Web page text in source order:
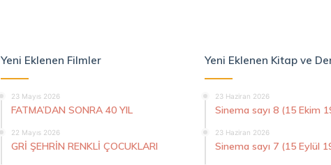
Yeni Eklenen Filmler
23 Mayıs 2026
FATMA’DAN SONRA 40 YIL
22 Mayıs 2026
GRİ ŞEHRİN RENKLİ ÇOCUKLARI
Yeni Eklenen Kitap ve
23 Haziran 2026
Sinema sayı 8 (15 Ekim
23 Haziran 2026
Sinema sayı 7 (15 Eylül